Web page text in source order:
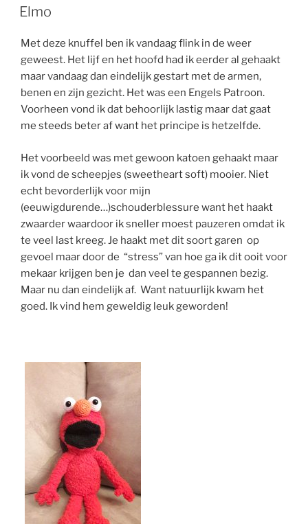
OP
Elmo
Met deze knuffel ben ik vandaag flink in de weer
geweest. Het lijf en het hoofd had ik eerder al gehaakt
maar vandaag dan eindelijk gestart met de armen,
benen en zijn gezicht. Het was een Engels Patroon.
Voorheen vond ik dat behoorlijk lastig maar dat gaat
me steeds beter af want het principe is hetzelfde.
Het voorbeeld was met gewoon katoen gehaakt maar
ik vond de scheepjes (sweetheart soft) mooier. Niet
echt bevorderlijk voor mijn
(eeuwigdurende…)schouderblessure want het haakt
zwaarder waardoor ik sneller moest pauzeren omdat ik
te veel last kreeg. Je haakt met dit soort garen op
gevoel maar door de “stress” van hoe ga ik dit ooit voor
mekaar krijgen ben je dan veel te gespannen bezig.
Maar nu dan eindelijk af. Want natuurlijk kwam het
goed. Ik vind hem geweldig leuk geworden!